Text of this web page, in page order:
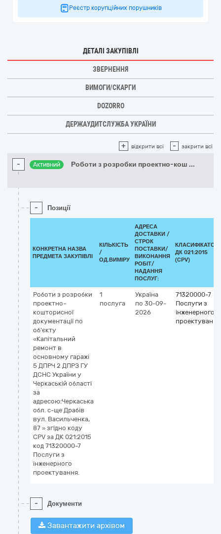
Реєстр корупційних порушників
ДЕТАЛІ ЗАКУПІВЛІ
ЗВЕРНЕННЯ
ВИМОГИ/СКАРГИ
DOZORRO
ДЕРЖАУДИТСЛУЖБА УКРАЇНИ
+ відкрити всі - закрити всі
- Активний Роботи з розробки проектно-кош ...
- Позиції
КОНКРЕТНА НАЗВА
ПРЕДМЕТА ЗАКУПІВЛІ
КІЛЬКІСТЬ
/
ОД.ВИМІРУ
АДРЕСА
ДОСТАВКИ /
СТРОК
ПОСТАВКИ/
ВИКОНАННЯ
РОБІТ/
НАДАННЯ
ПОСЛУГ:
КЛАСИФІКАТОР
ДК 021:2015
(CPV)
Роботи з розробки
проектно-
кошторисної
документації по
об'єкту
«Капітальний
ремонт в
основному гаражі
5 ДПРЧ 2 ДПРЗ ГУ
ДСНС України у
Черкаській області
за
адресою:Черкаська
обл. с-ще Драбів
вул. Васильченка,
87 » згідно коду
CPV за ДК 021:2015
код 71320000-7
Послуги з
інженерного
проектування.
1
послуга
Україна
по 30-09-
2026
71320000-7
Послуги з
інженерного
проектування
- Документи
Завантажити архівом